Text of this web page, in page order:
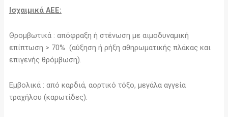
Ισχαιμικά ΑΕΕ:
Θρομβωτικά : απόφραξη ή στένωση με αιμοδυναμική
επίπτωση > 70% (αύξηση ή ρήξη αθηρωματικής πλάκας και
επιγενής θρόμβωση).
Εμβολικά : από καρδιά, αορτικό τόξο, μεγάλα αγγεία
τραχήλου (καρωτίδες).